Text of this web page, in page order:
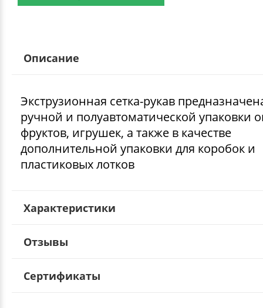
Описание
Экструзионная сетка-рукав
ручной и полуавтоматической упаковки
фруктов, игрушек, а также в качестве
дополнительной упаковки для коробок и
пластиковых лотков
Характеристики
Отзывы
Сертификаты